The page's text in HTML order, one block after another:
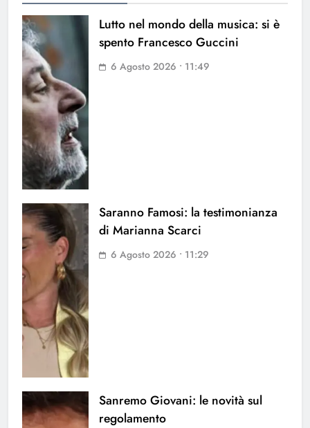
Lutto nel mondo della musica: si è
spento Francesco Guccini
6 Agosto 2026 • 11:49
Saranno Famosi: la testimonianza
di Marianna Scarci
6 Agosto 2026 • 11:29
Sanremo Giovani: le novità sul
regolamento